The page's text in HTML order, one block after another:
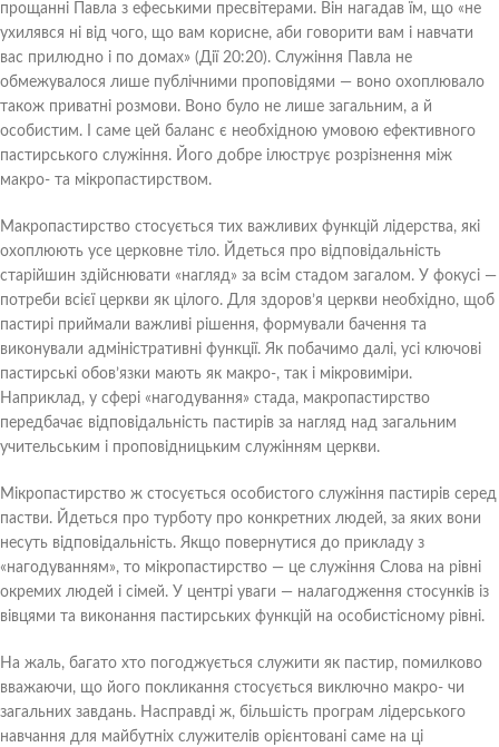
прощанні Павла з ефеськими пресвітерами. Він нагадав їм, що «не
ухилявся ні від чого, що вам корисне, аби говорити вам і навчати
вас прилюдно і по домах» (Дії 20:20). Служіння Павла не
обмежувалося лише публічними проповідями — воно охоплювало
також приватні розмови. Воно було не лише загальним, а й
особистим. І саме цей баланс є необхідною умовою ефективного
пастирського служіння. Його добре ілюструє розрізнення між
макро- та мікропастирством.
Макропастирство стосується тих важливих функцій лідерства, які
охоплюють усе церковне тіло. Йдеться про відповідальність
старійшин здійснювати «нагляд» за всім стадом загалом. У фокусі —
потреби всієї церкви як цілого. Для здоров’я церкви необхідно, щоб
пастирі приймали важливі рішення, формували бачення та
виконували адміністративні функції. Як побачимо далі, усі ключові
пастирські обов’язки мають як макро-, так і мікровиміри.
Наприклад, у сфері «нагодування» стада, макропастирство
передбачає відповідальність пастирів за нагляд над загальним
учительським і проповідницьким служінням церкви.
Мікропастирство ж стосується особистого служіння пастирів серед
пастви. Йдеться про турботу про конкретних людей, за яких вони
несуть відповідальність. Якщо повернутися до прикладу з
«нагодуванням», то мікропастирство — це служіння Слова на рівні
окремих людей і сімей. У центрі уваги — налагодження стосунків із
вівцями та виконання пастирських функцій на особистісному рівні.
На жаль, багато хто погоджується служити як пастир, помилково
вважаючи, що його покликання стосується виключно макро- чи
загальних завдань. Насправді ж, більшість програм лідерського
навчання для майбутніх служителів орієнтовані саме на ці